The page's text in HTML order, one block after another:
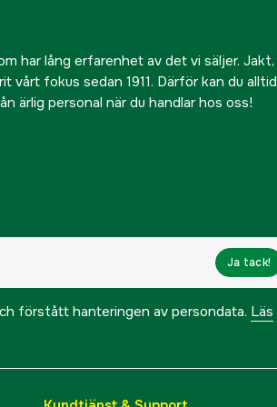
har lång erfarenhet av det vi säljer. Jakt,
vårt fokus sedan 1911. Därför kan du alltid
ärlig personal när du handlar hos oss!
Ja tack!
förstått hanteringen av persondata. Läs